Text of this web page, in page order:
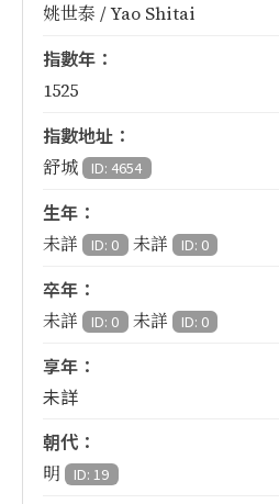
姚世泰 / Yao Shitai
指數年：
1525
指數地址：
舒城 ID: 4654
生年：
未詳 ID: 0 未詳 ID: 0
卒年：
未詳 ID: 0 未詳 ID: 0
享年：
未詳
朝代：
明 ID: 19